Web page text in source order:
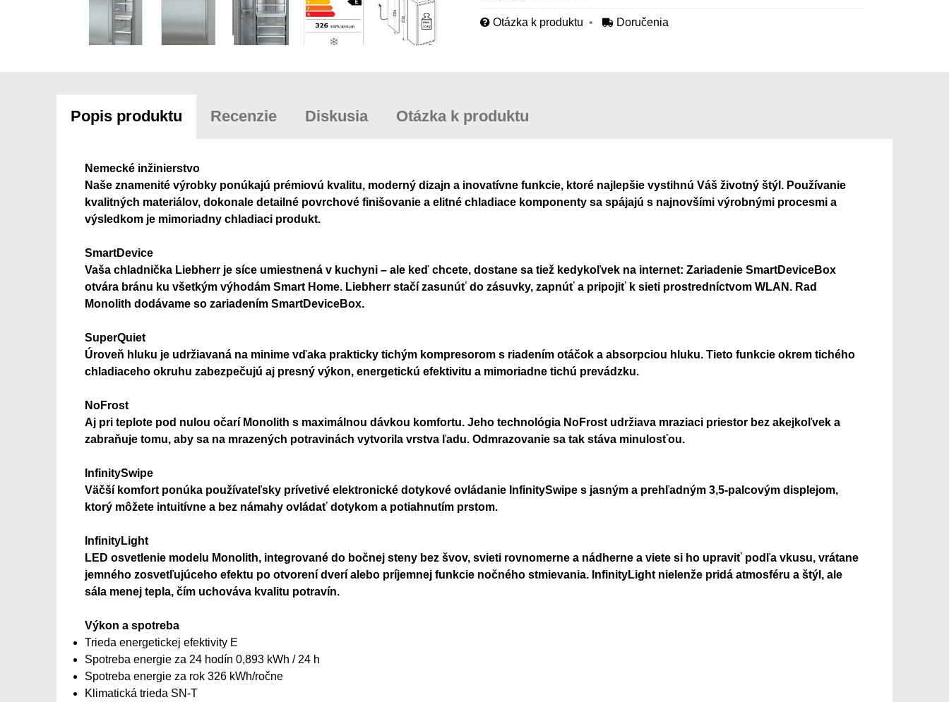
Otázka k produktu Doručenia
Popis produktu Recenzie Diskusia Otázka k produktu
Nemecké inžinierstvo
Naše znamenité výrobky ponúkajú prémiovú kvalitu, moderný dizajn a inovatívne funkcie, ktoré najlepšie vystihnú Váš životný štýl. Používanie
kvalitných materiálov, dokonale detailné povrchové finišovanie a elitné chladiace komponenty sa spájajú s najnovšími výrobnými procesmi a
výsledkom je mimoriadny chladiaci produkt.
SmartDevice
Vaša chladnička Liebherr je síce umiestnená v kuchyni – ale keď chcete, dostane sa tiež kedykoľvek na internet: Zariadenie SmartDeviceBox
otvára bránu ku všetkým výhodám Smart Home. Liebherr stačí zasunúť do zásuvky, zapnúť a pripojiť k sieti prostredníctvom WLAN. Rad
Monolith dodávame so zariadením SmartDeviceBox.
SuperQuiet
Úroveň hluku je udržiavaná na minime vďaka prakticky tichým kompresorom s riadením otáčok a absorpciou hluku. Tieto funkcie okrem tichého
chladiaceho okruhu zabezpečujú aj presný výkon, energetickú efektivitu a mimoriadne tichú prevádzku.
NoFrost
Aj pri teplote pod nulou očarí Monolith s maximálnou dávkou komfortu. Jeho technológia NoFrost udržiava mraziaci priestor bez akejkoľvek a
zabraňuje tomu, aby sa na mrazených potravinách vytvorila vrstva ľadu. Odmrazovanie sa tak stáva minulosťou.
InfinitySwipe
Väčší komfort ponúka používateľsky prívetivé elektronické dotykové ovládanie InfinitySwipe s jasným a prehľadným 3,5-palcovým displejom,
ktorý môžete intuitívne a bez námahy ovládať dotykom a potiahnutím prstom.
InfinityLight
LED osvetlenie modelu Monolith, integrované do bočnej steny bez švov, svieti rovnomerne a nádherne a viete si ho upraviť podľa vkusu, vrátane
jemného zosvetľujúceho efektu po otvorení dverí alebo príjemnej funkcie nočného stmievania. InfinityLight nielenže pridá atmosféru a štýl, ale
sála menej tepla, čím uchováva kvalitu potravín.
Výkon a spotreba
Trieda energetickej efektivity E
Spotreba energie za 24 hodín 0,893 kWh / 24 h
Spotreba energie za rok 326 kWh/ročne
Klimatická trieda SN-T